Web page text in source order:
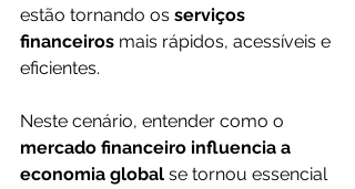
estão tornando os serviços
financeiros mais rápidos, acessíveis e
eficientes.
Neste cenário, entender como o
mercado financeiro influencia a
economia global se tornou essencial